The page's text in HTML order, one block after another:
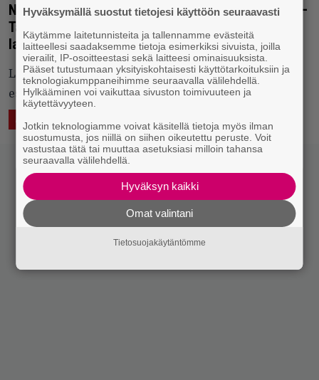
Näinkin voit tukea keikkapaikkaa korona-aikoina –
Tampereen Olympia järjestää kiitoskonsertin
lahjakortin ostajille
Loppuvuodesta järjestettävässä kiitoskonsertissa
esiintyvät Pyhimys, Jesse Markin ja F.
Hyväksymällä suostut tietojesi käyttöön seuraavasti
Käytämme laitetunnisteita ja tallennamme evästeitä
laitteellesi saadaksemme tietoja esimerkiksi sivuista, joilla
vierailit, IP-osoitteestasi sekä laitteesi ominaisuuksista.
Pääset tutustumaan yksityiskohtaisesti käyttötarkoituksiin ja
teknologiakumppaneihimme seuraavalla välilehdellä.
Hylkääminen voi vaikuttaa sivuston toimivuuteen ja
käytettävyyteen.
Jotkin teknologiamme voivat käsitellä tietoja myös ilman
suostumusta, jos niillä on siihen oikeutettu peruste. Voit
vastustaa tätä tai muuttaa asetuksiasi milloin tahansa
seuraavalla välilehdellä.
Hyväksyn kaikki
Omat valintani
Tietosuojakäytäntömme